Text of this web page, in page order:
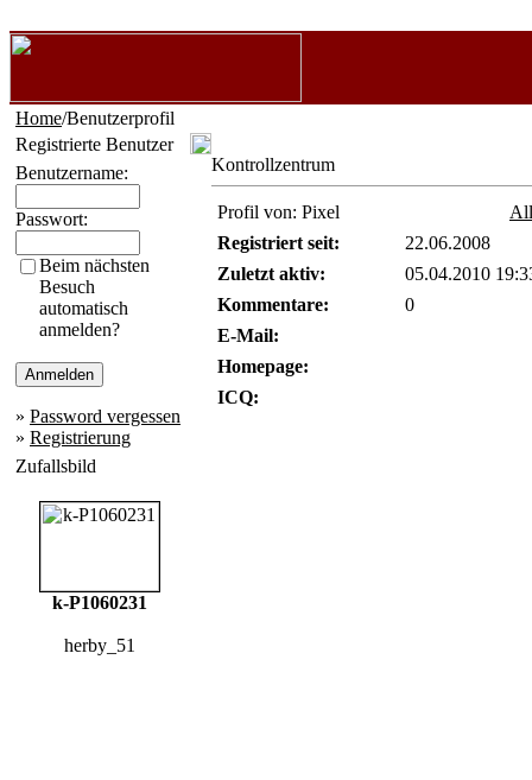
Home/Benutzerprofil
Registrierte Benutzer
Benutzername:
Passwort:
Beim nächsten
Besuch
automatisch
anmelden?
» Password vergessen
» Registrierung
Zufallsbild
k-P1060231
herby_51
Kontrollzentrum
Profil von: Pixel
Registriert seit:
22.06.2008
Zuletzt aktiv:
05.04.2010
Kommentare:
0
E-Mail:
Homepage:
ICQ: